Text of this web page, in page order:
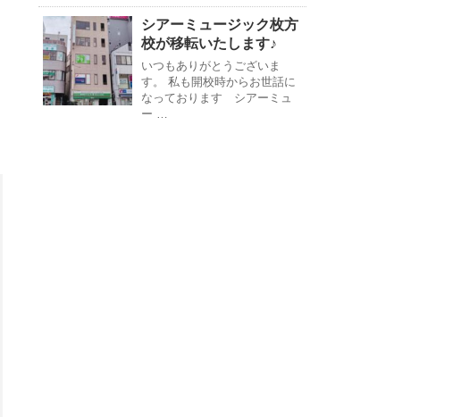
シアーミュージック枚方
校が移転いたします♪
いつもありがとうございま
す。 私も開校時からお世話に
なっております シアーミュ
ー …